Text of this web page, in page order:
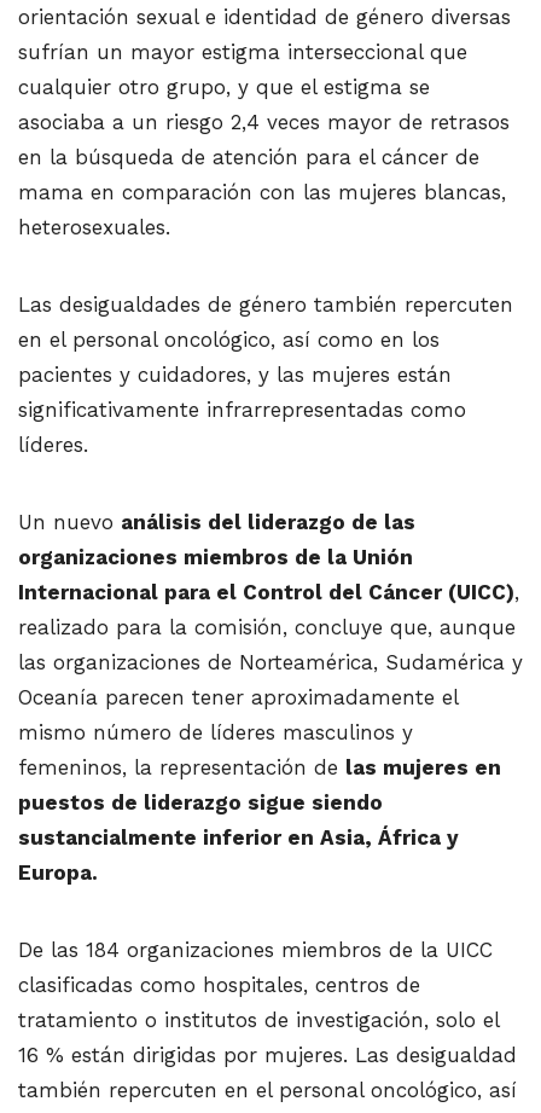
orientación sexual e identidad de género diversas
sufrían un mayor estigma interseccional que
cualquier otro grupo, y que el estigma se
asociaba a un riesgo 2,4 veces mayor de retrasos
en la búsqueda de atención para el cáncer de
mama en comparación con las mujeres blancas,
heterosexuales.
Las desigualdades de género también repercuten
en el personal oncológico, así como en los
pacientes y cuidadores, y las mujeres están
significativamente infrarrepresentadas como
líderes.
Un nuevo análisis del liderazgo de las
organizaciones miembros de la Unión
Internacional para el Control del Cáncer (UICC),
realizado para la comisión, concluye que, aunque
las organizaciones de Norteamérica, Sudamérica y
Oceanía parecen tener aproximadamente el
mismo número de líderes masculinos y
femeninos, la representación de las mujeres en
puestos de liderazgo sigue siendo
sustancialmente inferior en Asia, África y
Europa.
De las 184 organizaciones miembros de la UICC
clasificadas como hospitales, centros de
tratamiento o institutos de investigación, solo el
16 % están dirigidas por mujeres. Las desigualdad
también repercuten en el personal oncológico, así